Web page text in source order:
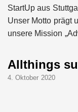
StartUp aus
Unser Motto prägt
unsere Mission
Allthings
4. Oktober 2020